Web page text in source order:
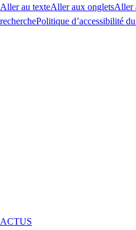
Aller au texteAller aux ongletsAller
recherchePolitique d’accessibilité
ACTUS